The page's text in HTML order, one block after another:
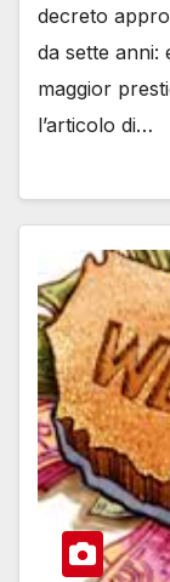
decreto
da sette anni:
maggior
l’articolo di…